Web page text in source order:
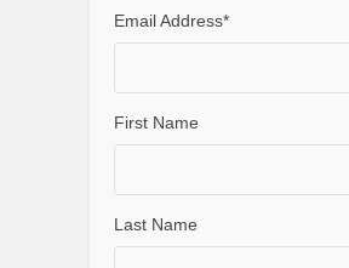
Email Address*
First Name
Last Name